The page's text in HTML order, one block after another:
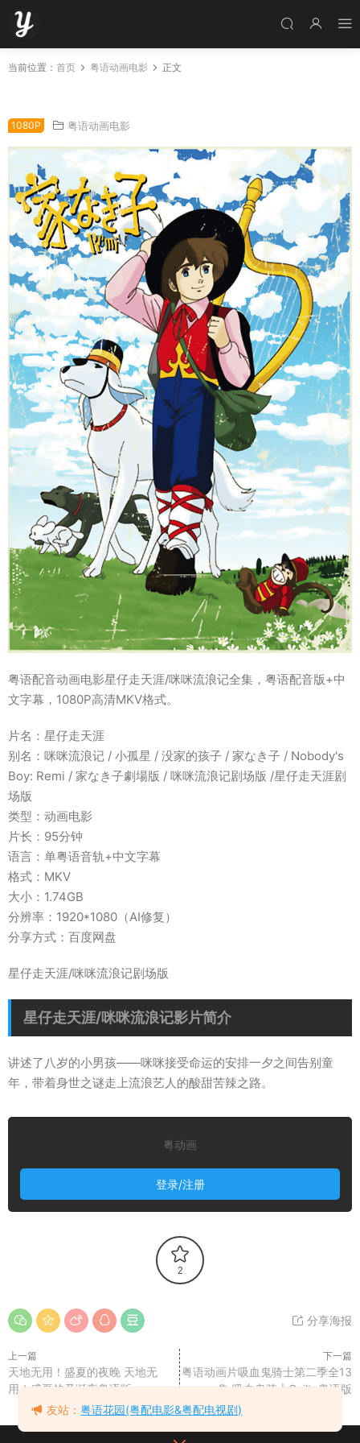
当前位置： 首页 粤语动画电影 正文
1080P 粤语动画电影
粤语配音动画电影星仔走天涯/咪咪流浪记全集，粤语配音版+中
文字幕，1080P高清MKV格式。
片名：星仔走天涯
别名：咪咪流浪记 / 小孤星 / 没家的孩子 / 家なき子 / Nobody's
Boy: Remi / 家なき子劇場版 / 咪咪流浪记剧场版 /星仔走天涯剧
场版
类型：动画电影
片长：95分钟
语言：单粤语音轨+中文字幕
格式：MKV
大小：1.74GB
分辨率：1920*1080（AI修复）
分享方式：百度网盘
星仔走天涯/咪咪流浪记剧场版
星仔走天涯/咪咪流浪记影片简介
讲述了八岁的小男孩——咪咪接受命运的安排一夕之间告别童
年，带着身世之谜走上流浪艺人的酸甜苦辣之路。
粤动画
登录/注册
2
分享海报
上一篇
天地无用！盛夏的夜晚 天地无
用！盛夏的圣诞夜粤语版
下一篇
粤语动画片吸血鬼骑士第二季全13
集 吸血鬼骑士Guilty粤语版
友站：粤语花园(粤配电影&粤配电视剧)